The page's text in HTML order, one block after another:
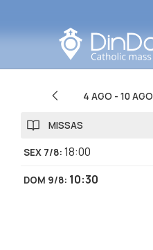
4 AGO - 10 AGO
MISSAS
SEX 7/8: 18:00
DOM 9/8: 10:30